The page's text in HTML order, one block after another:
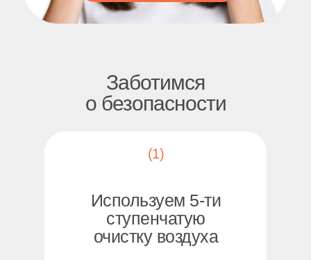
Заботимся
о безопасности
Используем 5-ти
ступенчатую
очистку воздуха
(1)